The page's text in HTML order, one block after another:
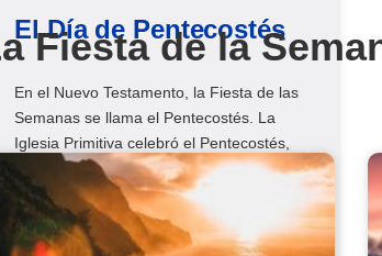
Fiesta de la
El Día de Pentecostés
En el Nuevo Testamento, la Fiesta de las
Semanas se llama el Pentecostés. La
Iglesia Primitiva celebró el Pentecostés,
50 días después del Día de la
Resurrección, y recibió el poder del
Espíritu Santo.